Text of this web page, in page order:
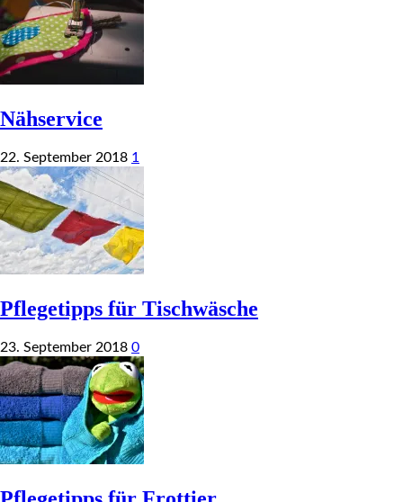
Nähservice
22. September 2018 1
Pflegetipps für Tischwäsche
23. September 2018 0